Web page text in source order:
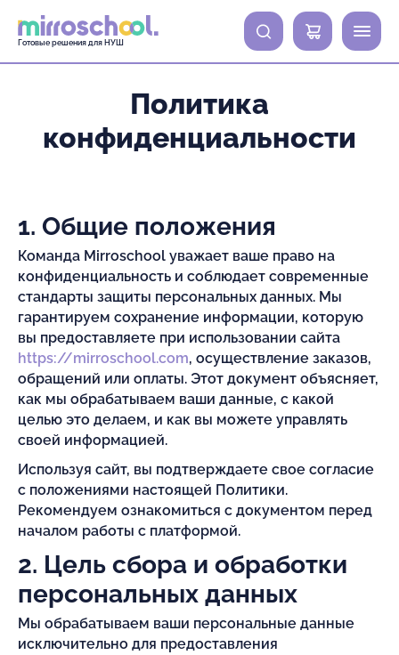
Готовые решения для НУШ
0
Политика
конфиденциальности
1. Общие положения
Команда Mirroschool уважает ваше право на
конфиденциальность и соблюдает современные
стандарты защиты персональных данных. Мы
гарантируем сохранение информации, которую
вы предоставляете при использовании сайта
https://mirroschool.com, осуществление заказов,
обращений или оплаты. Этот документ объясняет,
как мы обрабатываем ваши данные, с какой
целью это делаем, и как вы можете управлять
своей информацией.
Используя сайт, вы подтверждаете свое согласие
с положениями настоящей Политики.
Рекомендуем ознакомиться с документом перед
началом работы с платформой.
2. Цель сбора и обработки
персональных данных
Мы обрабатываем ваши персональные данные
исключительно для предоставления